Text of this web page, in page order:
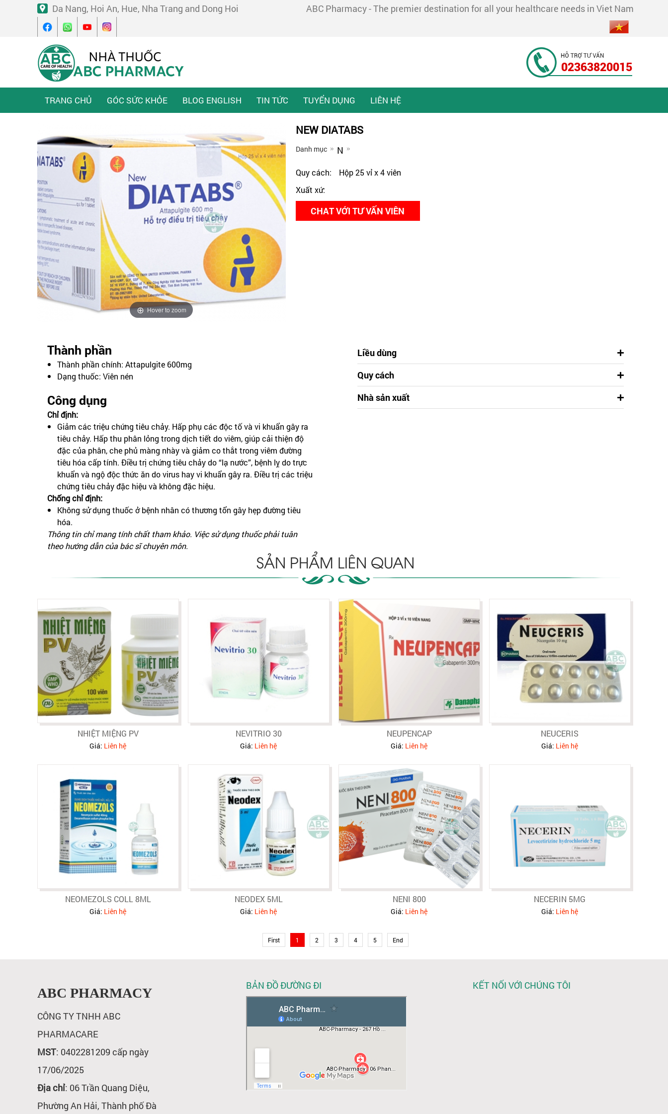
Da Nang, Hoi An, Hue, Nha Trang and Dong Hoi ABC Pharmacy - The premier destination for all your healthcare needs in Viet Nam
02363820015
TRANG CHỦ GÓC SỨC KHỎE BLOG ENGLISH TIN TỨC TUYỂN DỤNG LIÊN HỆ
Hover to zoom
NEW DIATABS
Danh mục N
Quy cách:
Hộp 25 vỉ x 4 viên
Xuất xứ:
CHAT VỚI TƯ VẤN VIÊN
Thành phần
Thành phần chính: Attapulgite 600mg
Dạng thuốc: Viên nén
Công dụng
Chỉ định:
Giảm các triệu chứng tiêu chảy. Hấp phụ các độc tố và vi khuẩn gây ra
tiêu chảy. Hấp thu phân lỏng trong dịch tiết do viêm, giúp cải thiện độ
đặc của phân, che phủ màng nhày và giảm co thắt trong viêm đường
tiêu hóa cấp tính. Điều trị chứng tiêu chảy do “lạ nước”, bệnh lỵ do trực
khuẩn và ngộ độc thức ăn do virus hay vi khuẩn gây ra. Điều trị các triệu
chứng tiêu chảy đặc hiệu và không đặc hiệu.
Chống chỉ định:
Không sử dụng thuốc ở bệnh nhân có thương tổn gây hẹp đường tiêu
hóa.
Thông tin chỉ mang tính chất tham khảo. Việc sử dụng thuốc phải tuân
theo hướng dẫn của bác sĩ chuyên môn.
Liều dùng
Quy cách
Nhà sản xuất
SẢN PHẨM LIÊN QUAN
NHIỆT MIỆNG PV
Giá: Liên hệ
NEVITRIO 30
Giá: Liên hệ
NEUPENCAP
Giá: Liên hệ
NEUCERIS
Giá: Liên hệ
NEOMEZOLS COLL 8ML
Giá: Liên hệ
NEODEX 5ML
Giá: Liên hệ
NENI 800
Giá: Liên hệ
NECERIN 5MG
Giá: Liên hệ
First 1 2 3 4 5 End
ABC PHARMACY
CÔNG TY TNHH ABC
PHARMACARE
MST: 0402281209 cấp ngày
17/06/2025
Địa chỉ: 06 Trần Quang Diệu,
Phường An Hải, Thành phố Đà
BẢN ĐỒ ĐƯỜNG ĐI KẾT NỐI VỚI CHÚNG TÔI